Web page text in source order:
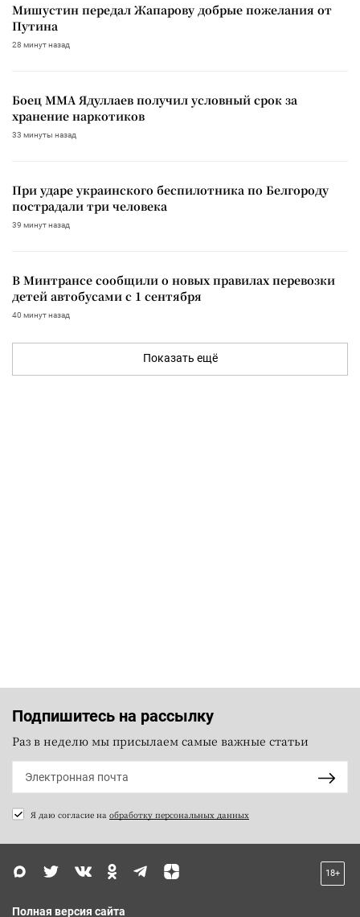
Мишустин передал Жапарову добрые пожелания от
Путина
28 минут назад
Боец ММА Ядуллаев получил условный срок за
хранение наркотиков
33 минуты назад
При ударе украинского беспилотника по Белгороду
пострадали три человека
39 минут назад
В Минтрансе сообщили о новых правилах перевозки
детей автобусами с 1 сентября
40 минут назад
Показать ещё
Подпишитесь на рассылку
Раз в неделю мы присылаем самые важные статьи
Я даю согласие на обработку персональных данных
18+
Полная версия сайта